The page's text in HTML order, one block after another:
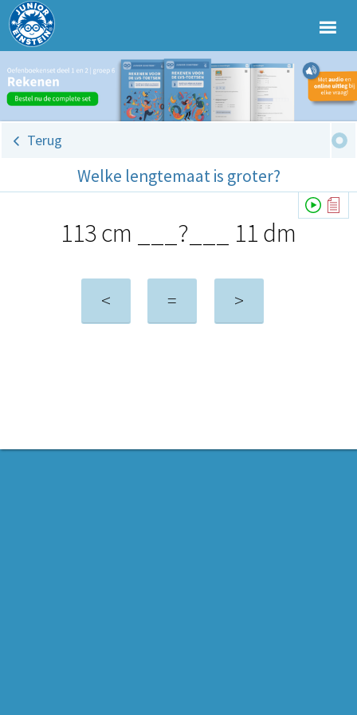
Terug
Welke lengtemaat is groter?
113 cm ___?___ 11 dm
< = >